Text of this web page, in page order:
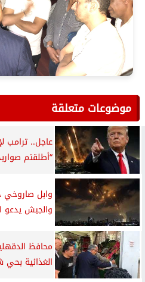
موضوعات متعلقة
عاجل.. ترامب
“أطلقتم
وابل صاروخي
والجيش يدعو
محافظ
الغذائية